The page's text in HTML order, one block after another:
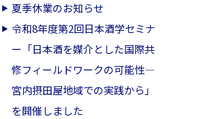
夏季休業のお知らせ
令和8年度第2回日本酒学セミナ
ー「日本酒を媒介とした国際共
修フィールドワークの可能性―
宮内摂田屋地域での実践から」
を開催しました